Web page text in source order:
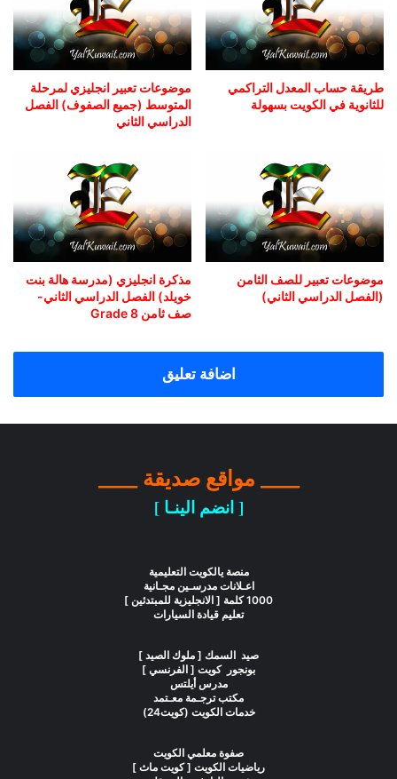
طريقة حساب المعدل التراكمي
للثانوية في الكويت بسهولة
موضوعات تعبير انجليزي لمرحلة
المتوسط (جميع الصفوف) الفصل
الدراسي الثاني
موضوعات تعبير للصف الثامن
(الفصل الدراسي الثاني)
مذكرة انجليزي (مدرسة هالة بنت
خويلد) الفصل الدراسي الثاني-
صف ثامن Grade 8
اضافة تعليق
____ مواقع صديقة ____
[ انضم الينـا ]
منصة يالكويت التعليمية
اعـلانات مدرسـين مجـانية
1000 كلمة [ الانجليزية للمبتدئين ]
تعليم قيادة السيارات
صيد السمك [ ملوك الصيد ]
بونجور كويت [ الفرنسي ]
مدرس أيلتس
مكتب ترجـمة معـتمد
خدمات الكويت (كويت24)
صفوة معلمي الكويت
رياضيات الكويت [ كويت ماث ]